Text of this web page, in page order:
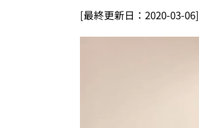
[最終更新日：2020-03-06]